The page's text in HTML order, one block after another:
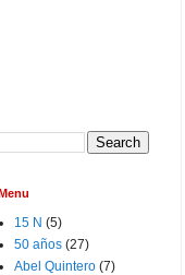
15 N (5)
50 años (27)
Abel Quintero (7)